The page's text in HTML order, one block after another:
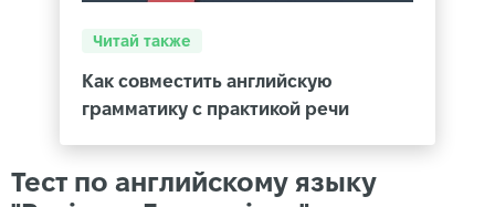
Читай также
Как совместить английскую
грамматику с практикой речи
Тест по английскому языку